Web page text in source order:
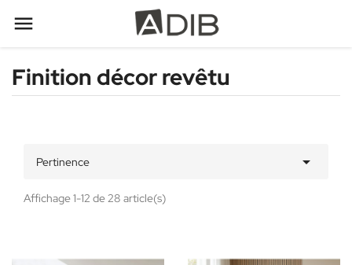

Finition décor revêtu
Pertinence 
Affichage 1-12 de 28 article(s)